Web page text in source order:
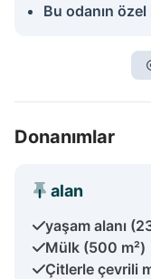
Bu odanın
Donanımlar
alan
yaşam alanı
Mülk (500 m²)
Çitlerle çevrili